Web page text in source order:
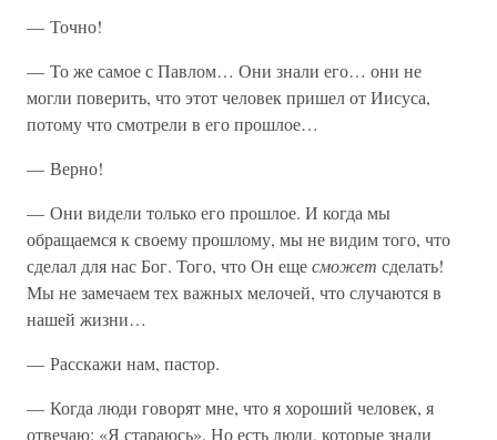
— Точно!
— То же самое с Павлом… Они знали его… они не
могли поверить, что этот человек пришел от Иисуса,
потому что смотрели в его прошлое…
— Верно!
— Они видели только его прошлое. И когда мы
обращаемся к своему прошлому, мы не видим того, что
сделал для нас Бог. Того, что Он ещесможет сделать!
Мы не замечаем тех важных мелочей, что случаются в
нашей жизни…
— Расскажи нам, пастор.
— Когда люди говорят мне, что я хороший человек, я
отвечаю: «Я стараюсь». Но есть люди, которые знали